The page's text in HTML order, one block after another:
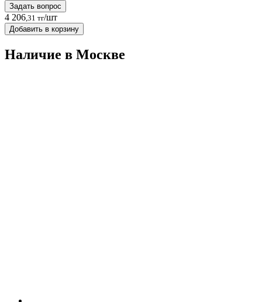
Задать вопрос
4 206 ,31 тг/шт
Добавить в корзину
Наличие в Москвe